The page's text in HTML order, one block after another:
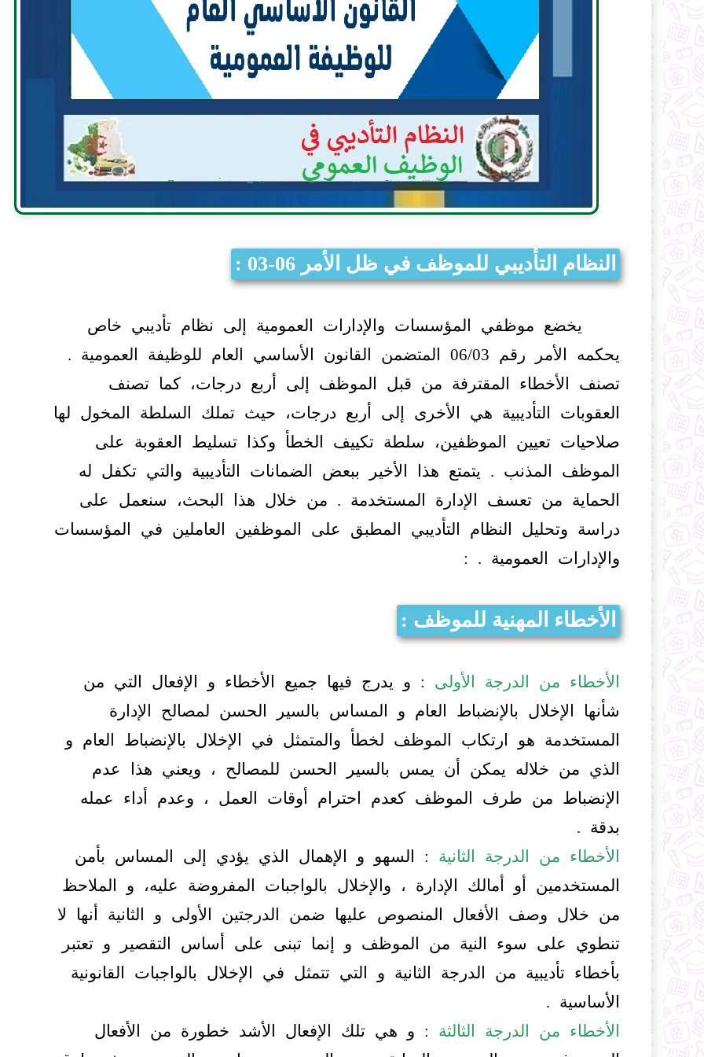
النظام التأديبي للموظف في ظل الأمر 06-03 :
يخضع موظفي المؤسسات والإدارات العمومية إلى نظام تأديبي خاص
يحكمه الأمر رقم 06/03 المتضمن القانون الأساسي العام للوظيفة العمومية .
تصنف الأخطاء المقترفة من قبل الموظف إلى أربع درجات، كما تصنف
العقوبات التأديبية هي الأخرى إلى أربع درجات، حيث تملك السلطة المخول لها
صلاحيات تعيين الموظفين، سلطة تكييف الخطأ وكذا تسليط العقوبة على
الموظف المذنب . يتمتع هذا الأخير ببعض الضمانات التأديبية والتي تكفل له
الحماية من تعسف الإدارة المستخدمة . من خلال هذا البحث، سنعمل على
دراسة وتحليل النظام التأديبي المطبق على الموظفين العاملين في المؤسسات
والإدارات العمومية . :
الأخطاء المهنية للموظف :
الأخطاء من الدرجة الأولى : و يدرج فيها جميع الأخطاء و الإفعال التي من
شأنها الإخلال بالإنضباط العام و المساس بالسير الحسن لمصالح الإدارة
المستخدمة هو ارتكاب الموظف لخطأ والمتمثل في الإخلال بالإنضباط العام و
الذي من خلاله يمكن أن يمس بالسير الحسن للمصالح ، ويعني هذا عدم
الإنضباط من طرف الموظف كعدم احترام أوقات العمل ، وعدم أداء عمله
بدقة .
الأخطاء من الدرجة الثانية :
السهو و الإهمال الذي يؤدي إلى المساس بأمن
المستخدمين أو أمالك الإدارة ، والإخلال بالواجبات المفروضة عليه، و الملاحظ
من خلال وصف الأفعال المنصوص عليها ضمن الدرجتين الأولى و الثانية أنها لا
تنطوي على سوء النية من الموظف و إنما تبنى على أساس التقصير و تعتبر
بأخطاء تأديبية من الدرجة الثانية و التي تتمثل في الإخلال بالواجبات القانونية
الأساسية .
الأخطاء من الدرجة الثالثة : و هي تلك الإفعال الأشد خطورة من الأفعال